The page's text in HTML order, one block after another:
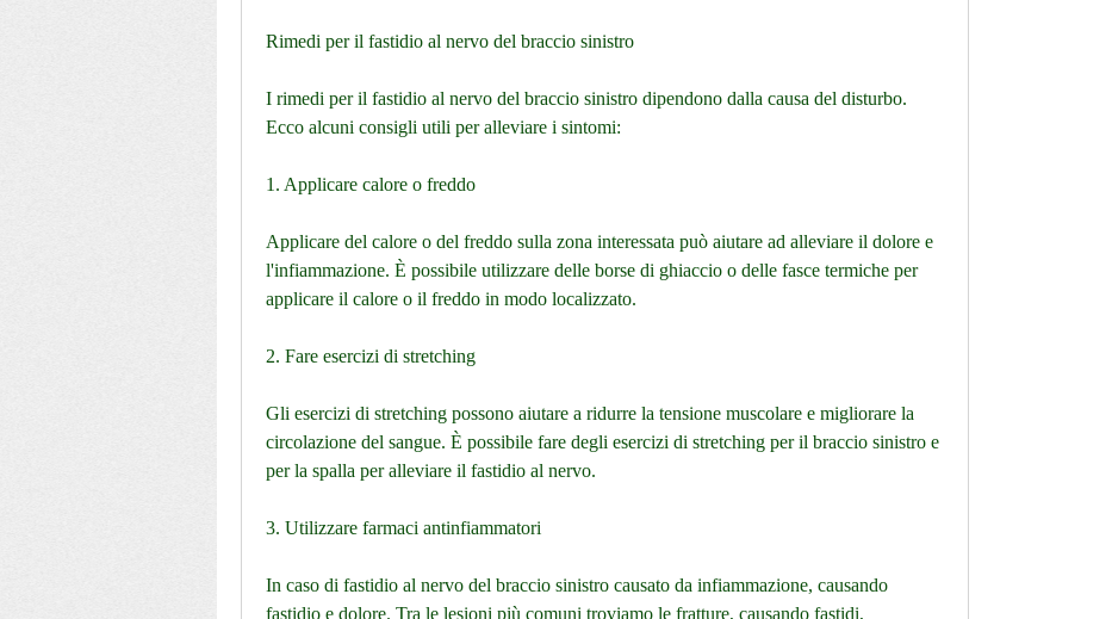
Rimedi per il fastidio al nervo del braccio sinistro
I rimedi per il fastidio al nervo del braccio sinistro dipendono dalla causa del disturbo.
Ecco alcuni consigli utili per alleviare i sintomi:
1. Applicare calore o freddo
Applicare del calore o del freddo sulla zona interessata può aiutare ad alleviare il dolore e
l'infiammazione. È possibile utilizzare delle borse di ghiaccio o delle fasce termiche per
applicare il calore o il freddo in modo localizzato.
2. Fare esercizi di stretching
Gli esercizi di stretching possono aiutare a ridurre la tensione muscolare e migliorare la
circolazione del sangue. È possibile fare degli esercizi di stretching per il braccio sinistro e
per la spalla per alleviare il fastidio al nervo.
3. Utilizzare farmaci antinfiammatori
In caso di fastidio al nervo del braccio sinistro causato da infiammazione, causando
fastidio e dolore. Tra le lesioni più comuni troviamo le fratture, causando fastidi,